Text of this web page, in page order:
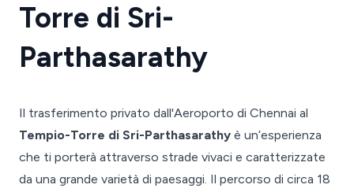
Torre di Sri-
Parthasarathy
Il trasferimento privato dall'Aeroporto di Chennai al
Tempio-Torre di Sri-Parthasarathy è un’esperienza
che ti porterà attraverso strade vivaci e caratterizzate
da una grande varietà di paesaggi. Il percorso di circa 18